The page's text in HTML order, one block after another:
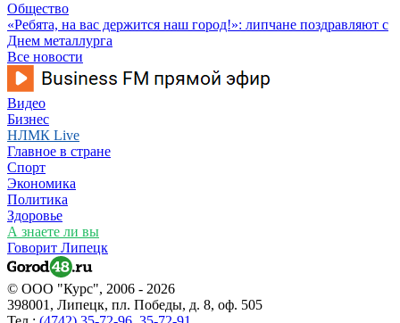
Общество
«Ребята, на вас держится наш город!»: липчане поздравляют с
Днем металлурга
Все новости
Видео
Бизнес
НЛМК Live
Главное в стране
Спорт
Экономика
Политика
Здоровье
А знаете ли вы
Говорит Липецк
© ООО "Курс", 2006 - 2026
398001, Липецк, пл. Победы, д. 8, оф. 505